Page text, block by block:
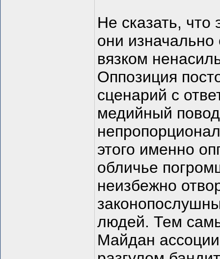
Не сказать,
они
вязком
Оппозиция
сценарий с
медийный
этого именно
обличье
неизбежно
людей. Тем
Майдан